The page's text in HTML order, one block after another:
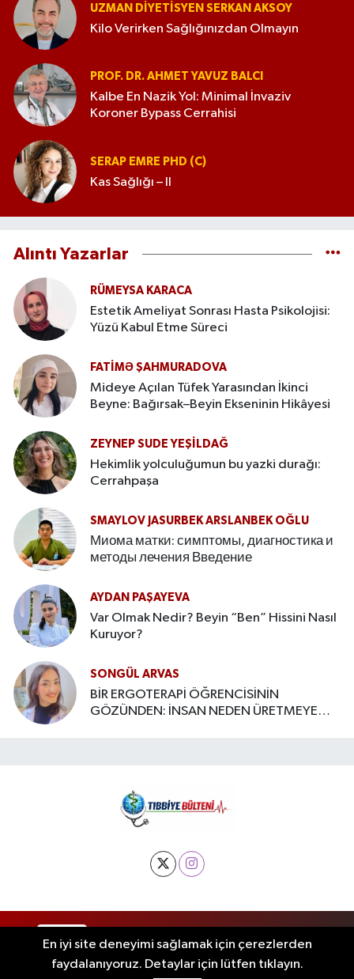
UZMAN DIYETISYEN SERKAN AKSOY
Kilo Verirken Sağlığınızdan Olmayın
PROF. DR. AHMET YAVUZ BALCI
Kalbe En Nazik Yol: Minimal İnvaziv
Koroner Bypass Cerrahisi
SERAP EMRE PHD (C)
Kas Sağlığı – II
Alıntı Yazarlar
RÜMEYSA KARACA
Estetik Ameliyat Sonrası Hasta Psikolojisi:
Yüzü Kabul Etme Süreci
FATIMƏ ŞAHMURADOVA
Mideye Açılan Tüfek Yarasından İkinci
Beyne: Bağırsak–Beyin Ekseninin Hikâyesi
ZEYNEP SUDE YEŞİLDAĞ
Hekimlik yolculuğumun bu yazki durağı:
Cerrahpaşa
SMAYLOV JASURBEK ARSLANBEK OĞLU
Миома матки: симптомы, диагностика и
методы лечения Введение
AYDAN PAŞAYEVA
Var Olmak Nedir? Beyin “Ben” Hissini Nasıl
Kuruyor?
SONGÜL ARVAS
BİR ERGOTERAPİ ÖĞRENCİSİNİN
GÖZÜNDEN: İNSAN NEDEN ÜRETMEYE
En iyi site deneyimi sağlamak için çerezlerden
faydalanıyoruz. Detaylar için lütfen tıklayın.